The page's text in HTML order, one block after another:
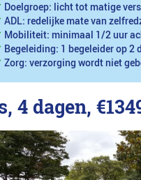
Doelgroep: licht tot matige
ADL: redelijke mate van
Mobiliteit: minimaal 1/2 uur
Begeleiding: 1 begeleider op 2
Zorg: verzorging wordt niet
4 dagen,